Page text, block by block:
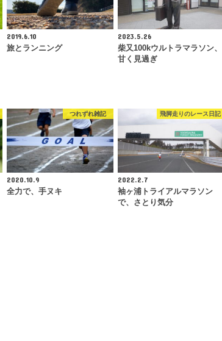
2019.6.10
旅とランニング
2023.5.26
柴又100kウルトラマラソン、
甘く見過ぎ
つれずれ雑記
2020.10.9
全力で、手ヌキ
飛脚走りのレース日記
2022.2.7
袖ヶ浦トライアルマラソン
で、さとり気分